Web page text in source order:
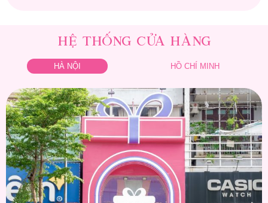
HỆ THỐNG CỬA HÀNG
HÀ NỘI HỒ CHÍ MINH